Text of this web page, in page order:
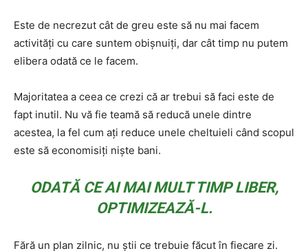
Este de necrezut cât de greu este să nu mai facem
activități cu care suntem obișnuiți, dar cât timp nu putem
elibera odată ce le facem.
Majoritatea a ceea ce crezi că ar trebui să faci este de
fapt inutil. Nu vă fie teamă să reducă unele dintre
acestea, la fel cum ați reduce unele cheltuieli când scopul
este să economisiți niște bani.
ODATĂ CE AI MAI MULT TIMP LIBER,
OPTIMIZEAZĂ-L.
Fără un plan zilnic, nu știi ce trebuie făcut în fiecare zi.